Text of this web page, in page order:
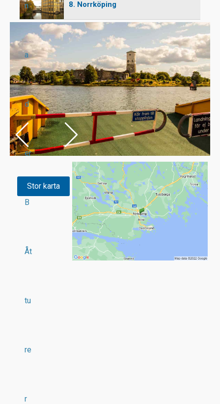
n
a
d
er
B
Åt
tu
re
r
8. Norrköping
Stor karta